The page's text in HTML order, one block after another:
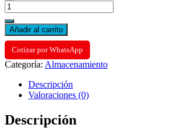
WD63PURU
cantidad
Añadir al carrito
Cotizar por WhatsApp
Categoría: Almacenamiento
Descripción
Valoraciones (0)
Descripción